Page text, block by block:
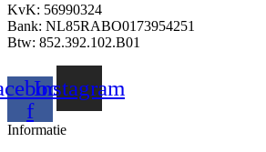
KvK: 56990324
Bank: NL85RABO0173954251
Btw: 852.392.102.B01
f
Instagram
Informatie